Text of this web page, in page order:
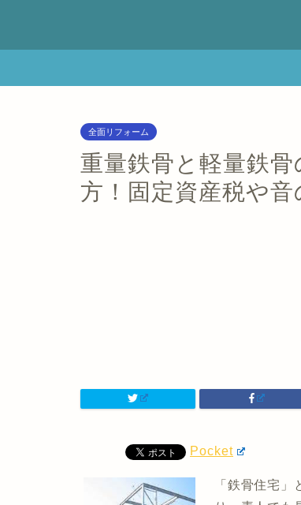
全面リフォーム
重量鉄骨と軽量鉄
方！固定資産税や音
Pocket
「鉄骨住宅